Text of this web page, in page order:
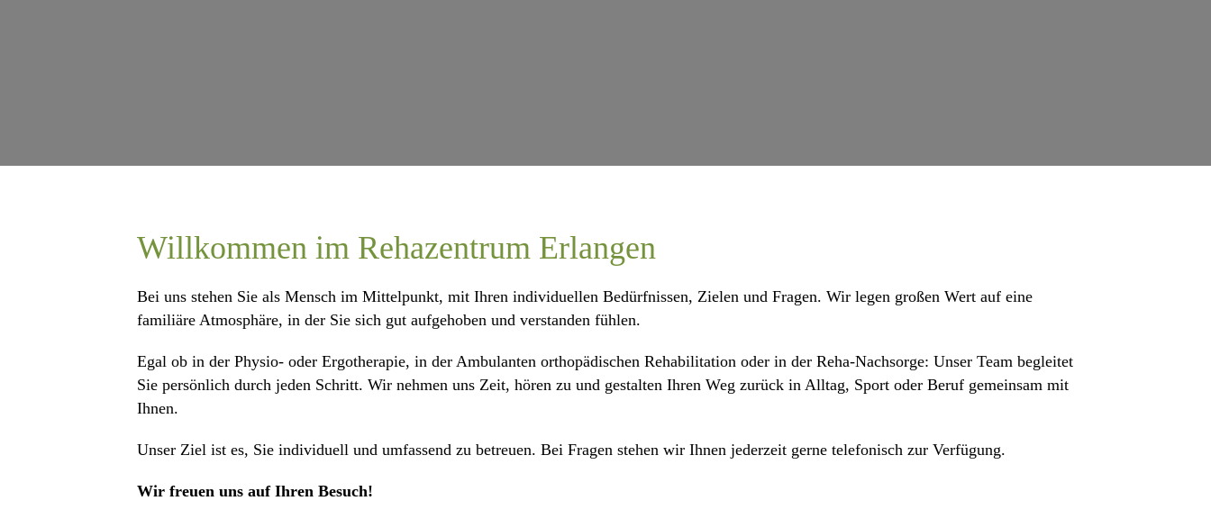
Willkommen im Rehazentrum Erlangen
Bei uns stehen Sie als Mensch im Mittelpunkt, mit Ihren individuellen Bedürfnissen, Zielen und Fragen. Wir legen großen Wert auf eine
familiäre Atmosphäre, in der Sie sich gut aufgehoben und verstanden fühlen.
Egal ob in der Physio- oder Ergotherapie, in der Ambulanten orthopädischen Rehabilitation oder in der Reha-Nachsorge: Unser Team begleitet
Sie persönlich durch jeden Schritt. Wir nehmen uns Zeit, hören zu und gestalten Ihren Weg zurück in Alltag, Sport oder Beruf gemeinsam mit
Ihnen.
Unser Ziel ist es, Sie individuell und umfassend zu betreuen. Bei Fragen stehen wir Ihnen jederzeit gerne telefonisch zur Verfügung.
Wir freuen uns auf Ihren Besuch!